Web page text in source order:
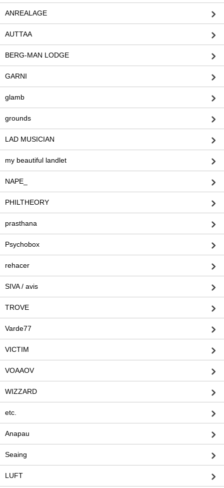
ANREALAGE
AUTTAA
BERG-MAN LODGE
GARNI
glamb
grounds
LAD MUSICIAN
my beautiful landlet
NAPE_
PHILTHEORY
prasthana
Psychobox
rehacer
SIVA / avis
TROVE
Varde77
VICTIM
VOAAOV
WIZZARD
etc.
Anapau
Seaing
LUFT